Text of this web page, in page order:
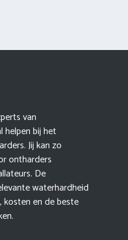
van
bij het
Jij kan zo
ontharders
De
waterhardheid
kosten en de beste